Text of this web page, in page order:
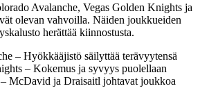
Avalanche, Vegas Golden Knights ja
olevan vahvoilla. Näiden joukkueiden
herättää kiinnostusta.
– Hyökkääjistö säilyttää terävyytensä
– Kokemus ja syvyys puolellaan
McDavid ja Draisaitl johtavat joukkoa